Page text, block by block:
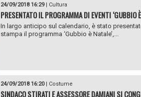
24/09/2018 16:29| Cultura
PRESENTATO IL PROGRAMMA DI EVENTI ‘GUBBIO È
In largo anticipo sul calendario, è stato
stampa il programma ‘Gubbio è Natale’,...
24/09/2018 16:20| Costume
SINDACO STIRATI E ASSESSORE DAMIANI SI